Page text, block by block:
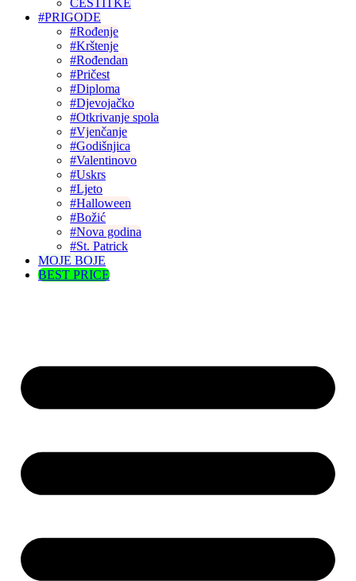
#PRIGODE
#Rođenje
#Krštenje
#Rođendan
#Pričest
#Diploma
#Djevojačko
#Otkrivanje spola
#Vjenčanje
#Godišnjica
#Valentinovo
#Uskrs
#Ljeto
#Halloween
#Božić
#Nova godina
#St. Patrick
MOJE BOJE
BEST PRICE